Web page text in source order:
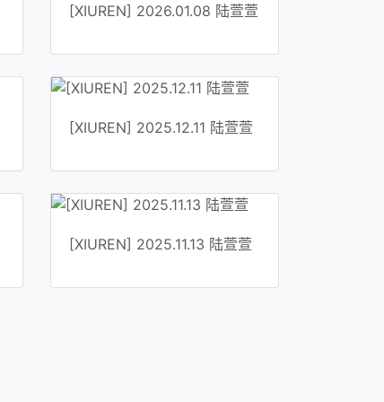
[XIUREN] 2026.01.08 陆萱萱
[XIUREN] 2025.12.11 陆萱萱
[XIUREN] 2025.11.13 陆萱萱